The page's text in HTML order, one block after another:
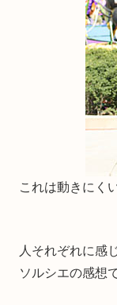
これは動きにく
人それぞれに感
ソルシエの感想